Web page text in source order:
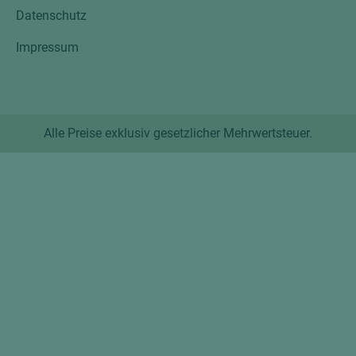
Datenschutz
Impressum
Alle Preise exklusiv gesetzlicher Mehrwertsteuer.